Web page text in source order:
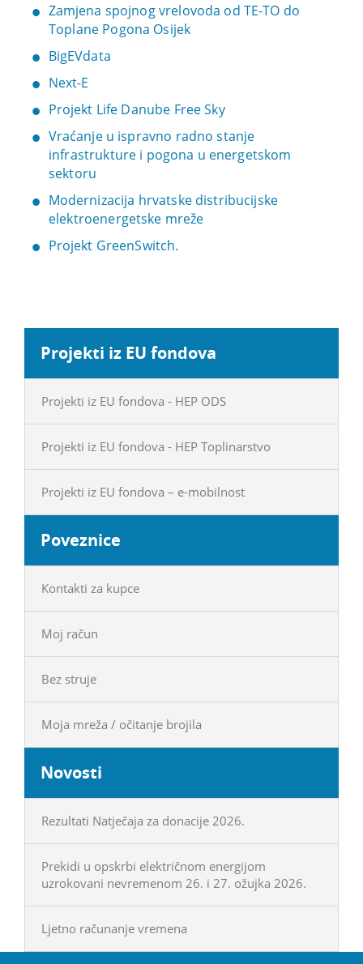
Zamjena spojnog vrelovoda od TE-TO do
Toplane Pogona Osijek
BigEVdata
Next-E
Projekt Life Danube Free Sky
Vraćanje u ispravno radno stanje
infrastrukture i pogona u energetskom
sektoru
Modernizacija hrvatske distribucijske
elektroenergetske mreže
Projekt GreenSwitch.
Projekti iz EU fondova
Projekti iz EU fondova - HEP ODS
Projekti iz EU fondova - HEP Toplinarstvo
Projekti iz EU fondova – e-mobilnost
Poveznice
Kontakti za kupce
Moj račun
Bez struje
Moja mreža / očitanje brojila
Novosti
Rezultati Natječaja za donacije 2026.
Prekidi u opskrbi električnom energijom
uzrokovani nevremenom 26. i 27. ožujka 2026.
Ljetno računanje vremena